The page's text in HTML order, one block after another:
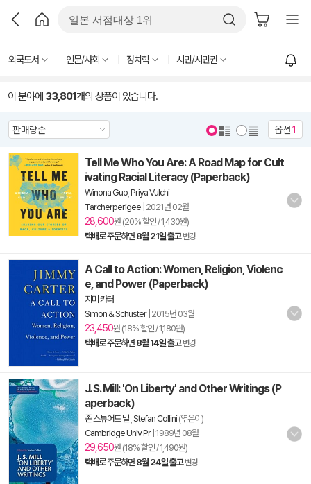
외국도서 인문/사회 정치학 시민/시민권
이 분야에 33,801개의 상품이 있습니다.
옵션1
Tell Me Who You Are: A Road Map for Cult
ivating Racial Literacy (Paperback)
Winona Guo Priya Vulchi
Tarcherperigee 2021년 02월
28,600원 (20% 할인 / 1,430원)
택배로 주문하면 8월 21일 출고 변경
A Call to Action: Women, Religion, Violenc
e, and Power (Paperback)
지미 카터
Simon & Schuster| 2015년 03월
23,450원 (18% 할인 / 1,180원)
택배로 주문하면 8월 14일 출고 변경
J. S. Mill: 'On Liberty' and Other Writings (P
aperback)
존 스튜어트 밀 Stefan Collini (엮은이)
Cambridge Univ Pr| 1989년 08월
29,650원 (18% 할인 / 1,490원)
택배로 주문하면 8월 24일 출고 변경